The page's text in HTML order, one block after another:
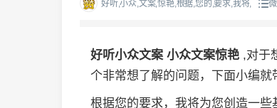
好听,小众,文案,惊艳,根据,您的,要求,我将,
好听小众文案 小众文案惊艳 ,对于
个非常想了解的问题，下面小编就
根据您的要求，我将为您创造一些